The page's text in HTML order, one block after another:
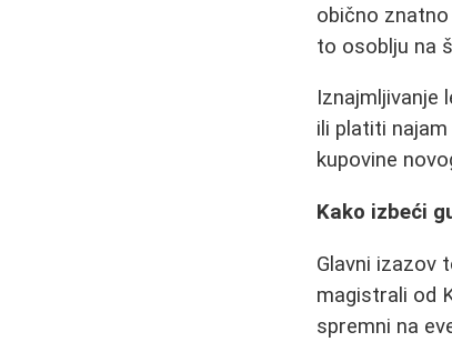
obično
to osoblju na
Iznajmljivanje
ili platiti
kupovine
Kako izbeći
Glavni izazov
magistrali od
spremni na